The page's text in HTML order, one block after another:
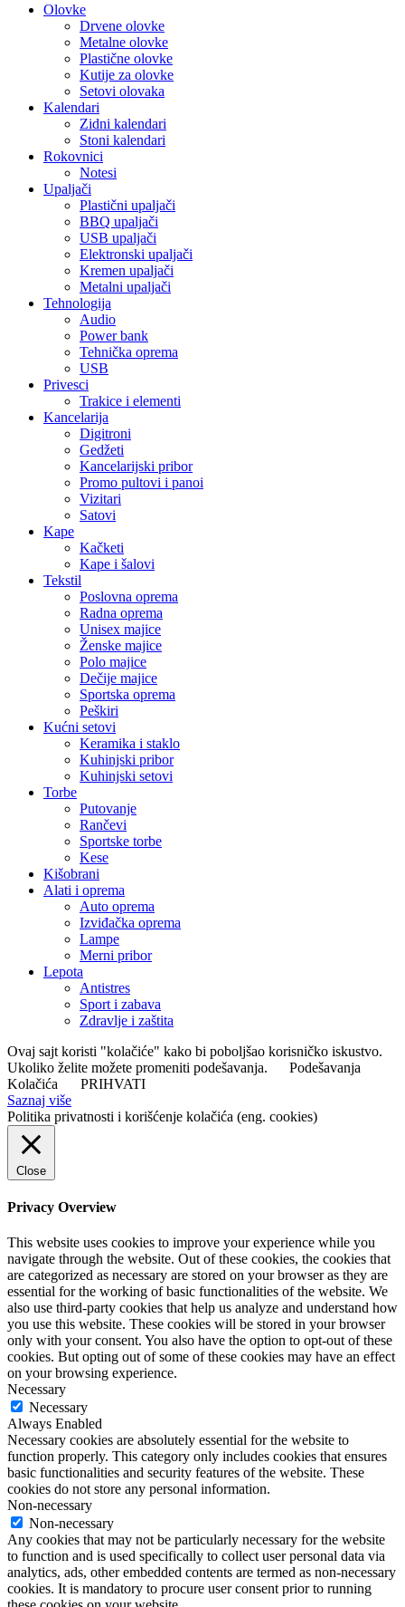
Olovke
Drvene olovke
Metalne olovke
Plastične olovke
Kutije za olovke
Setovi olovaka
Kalendari
Zidni kalendari
Stoni kalendari
Rokovnici
Notesi
Upaljači
Plastični upaljači
BBQ upaljači
USB upaljači
Elektronski upaljači
Kremen upaljači
Metalni upaljači
Tehnologija
Audio
Power bank
Tehnička oprema
USB
Privesci
Trakice i elementi
Kancelarija
Digitroni
Gedžeti
Kancelarijski pribor
Promo pultovi i panoi
Vizitari
Satovi
Kape
Kačketi
Kape i šalovi
Tekstil
Poslovna oprema
Radna oprema
Unisex majice
Ženske majice
Polo majice
Dečije majice
Sportska oprema
Peškiri
Kućni setovi
Keramika i staklo
Kuhinjski pribor
Kuhinjski setovi
Torbe
Putovanje
Rančevi
Sportske torbe
Kese
Kišobrani
Alati i oprema
Auto oprema
Izviđačka oprema
Lampe
Merni pribor
Lepota
Antistres
Sport i zabava
Zdravlje i zaštita
Ovaj sajt koristi "kolačiće" kako bi poboljšao korisničko iskustvo.
Ukoliko želite možete promeniti podešavanja.
Podešavanja
Kolačića
PRIHVATI
Saznaj više
Politika privatnosti i korišćenje kolačića (eng. cookies)
Close
Privacy Overview
This website uses cookies to improve your experience while you
navigate through the website. Out of these cookies, the cookies that
are categorized as necessary are stored on your browser as they are
essential for the working of basic functionalities of the website. We
also use third-party cookies that help us analyze and understand how
you use this website. These cookies will be stored in your browser
only with your consent. You also have the option to opt-out of these
cookies. But opting out of some of these cookies may have an effect
on your browsing experience.
Necessary
Necessary
Always Enabled
Necessary cookies are absolutely essential for the website to
function properly. This category only includes cookies that ensures
basic functionalities and security features of the website. These
cookies do not store any personal information.
Non-necessary
Non-necessary
Any cookies that may not be particularly necessary for the website
to function and is used specifically to collect user personal data via
analytics, ads, other embedded contents are termed as non-necessary
cookies. It is mandatory to procure user consent prior to running